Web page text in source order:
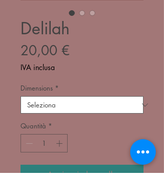
Delilah
20,00 €
IVA inclusa
Dimensions *
Quantità *
Aggiungi al carrello